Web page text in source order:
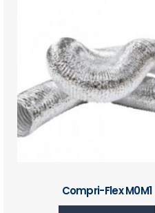
Compri-Flex M0M1